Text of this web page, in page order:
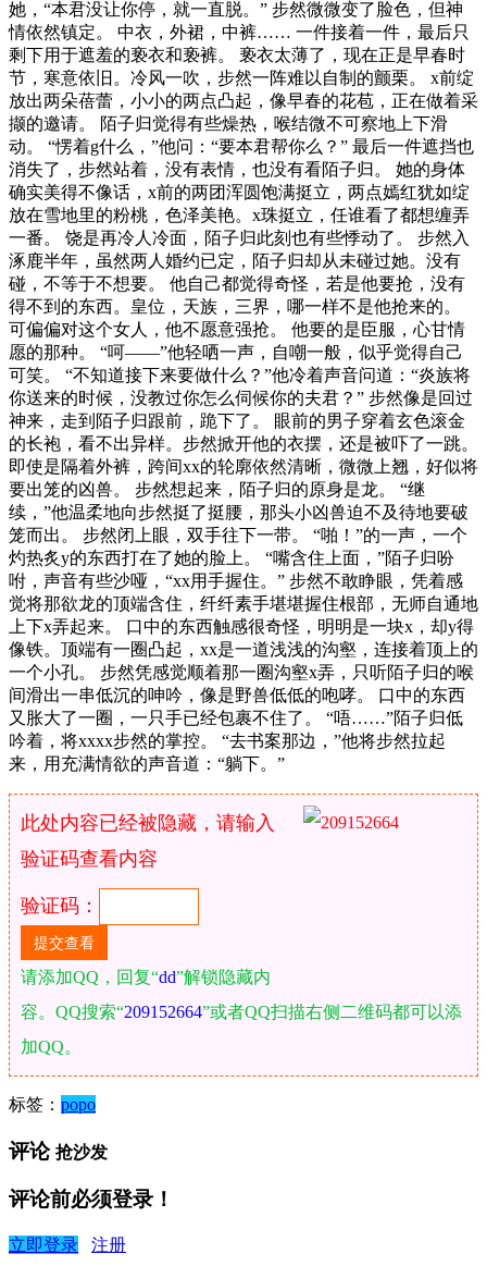
她，“本君没让你停，就一直脱。” 步然微微变了脸色，但神
情依然镇定。 中衣，外裙，中裤…… 一件接着一件，最后只
剩下用于遮羞的亵衣和亵裤。 亵衣太薄了，现在正是早春时
节，寒意依旧。冷风一吹，步然一阵难以自制的颤栗。 x前绽
放出两朵蓓蕾，小小的两点凸起，像早春的花苞，正在做着采
撷的邀请。 陌子归觉得有些燥热，喉结微不可察地上下滑
动。 “愣着g什么，”他问：“要本君帮你么？” 最后一件遮挡也
消失了，步然站着，没有表情，也没有看陌子归。 她的身体
确实美得不像话，x前的两团浑圆饱满挺立，两点嫣红犹如绽
放在雪地里的粉桃，色泽美艳。x珠挺立，任谁看了都想缠弄
一番。 饶是再冷人冷面，陌子归此刻也有些悸动了。 步然入
涿鹿半年，虽然两人婚约已定，陌子归却从未碰过她。没有
碰，不等于不想要。 他自己都觉得奇怪，若是他要抢，没有
得不到的东西。皇位，天族，三界，哪一样不是他抢来的。
可偏偏对这个女人，他不愿意强抢。 他要的是臣服，心甘情
愿的那种。 “呵——”他轻哂一声，自嘲一般，似乎觉得自己
可笑。 “不知道接下来要做什么？”他冷着声音问道：“炎族将
你送来的时候，没教过你怎么伺候你的夫君？” 步然像是回过
神来，走到陌子归跟前，跪下了。 眼前的男子穿着玄色滚金
的长袍，看不出异样。步然掀开他的衣摆，还是被吓了一跳。
即使是隔着外裤，跨间xx的轮廓依然清晰，微微上翘，好似将
要出笼的凶兽。 步然想起来，陌子归的原身是龙。 “继
续，”他温柔地向步然挺了挺腰，那头小凶兽迫不及待地要破
笼而出。 步然闭上眼，双手往下一带。 “啪！”的一声，一个
灼热炙y的东西打在了她的脸上。 “嘴含住上面，”陌子归吩
咐，声音有些沙哑，“xx用手握住。” 步然不敢睁眼，凭着感
觉将那欲龙的顶端含住，纤纤素手堪堪握住根部，无师自通地
上下x弄起来。 口中的东西触感很奇怪，明明是一块x，却y得
像铁。顶端有一圈凸起，xx是一道浅浅的沟壑，连接着顶上的
一个小孔。 步然凭感觉顺着那一圈沟壑x弄，只听陌子归的喉
间滑出一串低沉的呻吟，像是野兽低低的咆哮。 口中的东西
又胀大了一圈，一只手已经包裹不住了。 “唔……”陌子归低
吟着，将xxxx步然的掌控。 “去书案那边，”他将步然拉起
来，用充满情欲的声音道：“躺下。”
此处内容已经被隐藏，请输入
验证码查看内容
验证码：
请添加QQ，回复“dd”解锁隐藏内
容。QQ搜索“209152664”或者QQ扫描右侧二维码都可以添
加QQ。
标签： popo
评论 抢沙发
评论前必须登录！
立即登录 注册